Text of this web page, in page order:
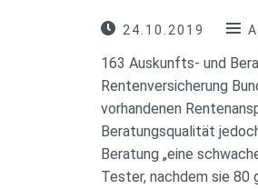
24.10.2019
163 Auskunfts- und
Rentenversicherung
vorhandenen
Beratungsqualität
Beratung „eine
Tester, nachdem sie